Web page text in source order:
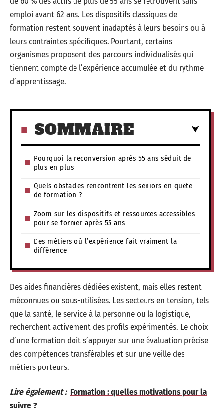
emploi avant 62 ans. Les dispositifs classiques de
formation restent souvent inadaptés à leurs besoins ou à
leurs contraintes spécifiques. Pourtant, certains
organismes proposent des parcours individualisés qui
tiennent compte de l’expérience accumulée et du rythme
d’apprentissage.
SOMMAIRE
Pourquoi la reconversion après 55 ans séduit de
plus en plus
Quels obstacles rencontrent les seniors en quête
de formation ?
Zoom sur les dispositifs et ressources accessibles
pour se former après 55 ans
Des métiers où l’expérience fait vraiment la
différence
Des aides financières dédiées existent, mais elles restent
méconnues ou sous-utilisées. Les secteurs en tension, tels
que la santé, le service à la personne ou la logistique,
recherchent activement des profils expérimentés. Le choix
d’une formation doit s’appuyer sur une évaluation précise
des compétences transférables et sur une veille des
métiers porteurs.
Lire également : Formation : quelles motivations pour la
suivre ?